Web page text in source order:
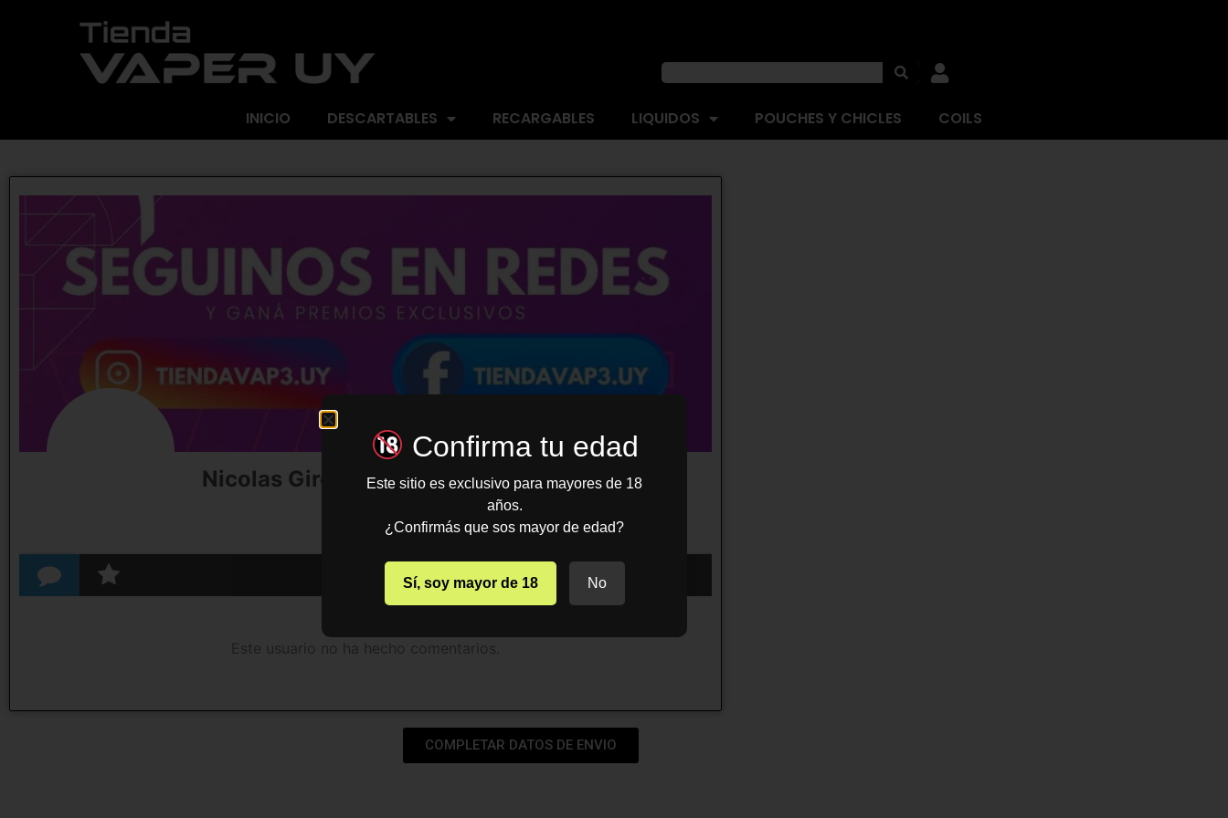
INICIO DESCARTABLES RECARGABLES LIQUIDOS POUCHES Y CHICLES COILS
Nicolas Giro
Este usuario no ha hecho comentarios.
COMPLETAR DATOS DE ENVIO
Confirma tu edad
Este sitio es exclusivo para mayores de 18
años.
¿Confirmás que sos mayor de edad?
Sí, soy mayor de 18 No